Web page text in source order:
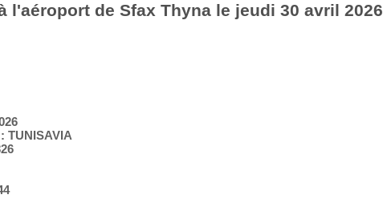
l'aéroport de Sfax Thyna le jeudi 30 avril 2026
TUNISAVIA